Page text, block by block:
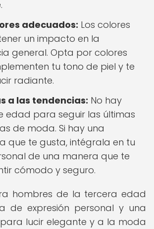
adecuados: Los colores
un impacto en la
general. Opta por colores
tu tono de piel y te
radiante.
a las tendencias: No hay
edad para seguir las últimas
de moda. Si hay una
que te gusta, intégrala en tu
de una manera que te
cómodo y seguro.
hombres de la tercera edad
de expresión personal y una
lucir elegante y a la moda